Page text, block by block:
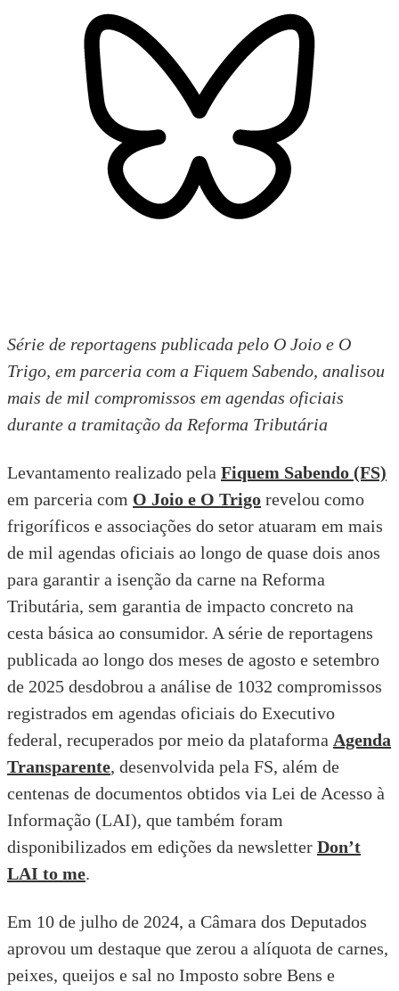
Série de reportagens publicada pelo O Joio e O
Trigo, em parceria com a Fiquem Sabendo, analisou
mais de mil compromissos em agendas oficiais
durante a tramitação da Reforma Tributária
Levantamento realizado pela Fiquem Sabendo (FS)
em parceria com O Joio e O Trigo revelou como
frigoríficos e associações do setor atuaram em mais
de mil agendas oficiais ao longo de quase dois anos
para garantir a isenção da carne na Reforma
Tributária, sem garantia de impacto concreto na
cesta básica ao consumidor. A série de reportagens
publicada ao longo dos meses de agosto e setembro
de 2025 desdobrou a análise de 1032 compromissos
registrados em agendas oficiais do Executivo
federal, recuperados por meio da plataforma Agenda
Transparente, desenvolvida pela FS, além de
centenas de documentos obtidos via Lei de Acesso à
Informação (LAI), que também foram
disponibilizados em edições da newsletter Don’t
LAI to me.
Em 10 de julho de 2024, a Câmara dos Deputados
aprovou um destaque que zerou a alíquota de carnes,
peixes, queijos e sal no Imposto sobre Bens e